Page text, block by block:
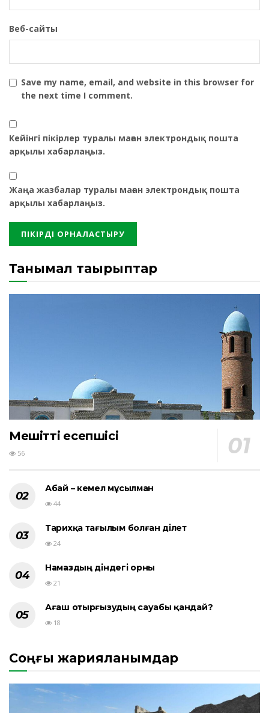
Веб-сайты
Save my name, email, and website in this browser for
the next time I comment.
Кейінгі пікірлер туралы маған электрондық пошта
арқылы хабарлаңыз.
Жаңа жазбалар туралы маған электрондық пошта
арқылы хабарлаңыз.
Танымал тақырыптар
Мешіттің есепшісі
56
Абай – кемел мұсылман
44
Тарихқа тағылым болған әділет
24
Намаздың діндегі орны
21
Ағаш отырғызудың сауабы қандай?
18
Соңғы жарияланымдар